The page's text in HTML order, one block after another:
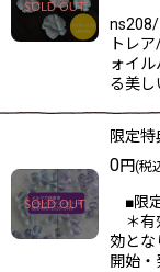
トレ
ォイ
る美
限定
0円(税
■限
＊有
効と
開始